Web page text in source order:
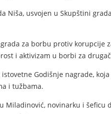
Niša, usvojen u Skupštini
za borbu protiv
i aktivizam u borbi za
Godišnje nagrade,
i tužbama.
Miladinović, novinarku i